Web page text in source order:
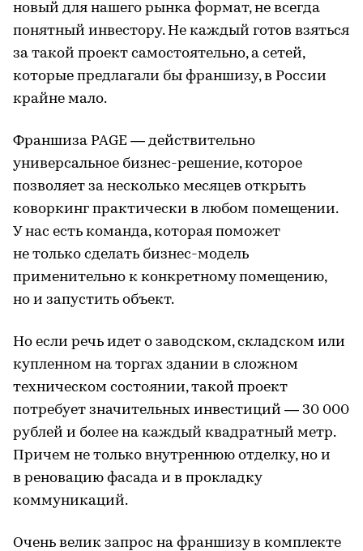
новый для нашего рынка формат, не всегда
понятный инвестору. Не каждый готов взяться
за такой проект самостоятельно, а сетей,
которые предлагали бы франшизу, в России
крайне мало.
Франшиза PAGE — действительно
универсальное бизнес-решение, которое
позволяет за несколько месяцев открыть
коворкинг практически в любом помещении.
У нас есть команда, которая поможет
не только сделать бизнес-модель
применительно к конкретному помещению,
но и запустить объект.
Но если речь идет о заводском, складском или
купленном на торгах здании в сложном
техническом состоянии, такой проект
потребует значительных инвестиций — 30 000
рублей и более на каждый квадратный метр.
Причем не только внутреннюю отделку, но и
в реновацию фасада и в прокладку
коммуникаций.
Очень велик запрос на франшизу в комплекте